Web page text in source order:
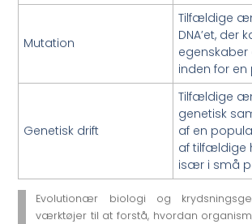
Mutation
Tilfældige
DNA’et, der
inden for
Genetisk drift
Tilfældige
genetisk
af en
af tilfældige
især i små
Evolutionær biologi og
værktøjer til at forstå, hvordan